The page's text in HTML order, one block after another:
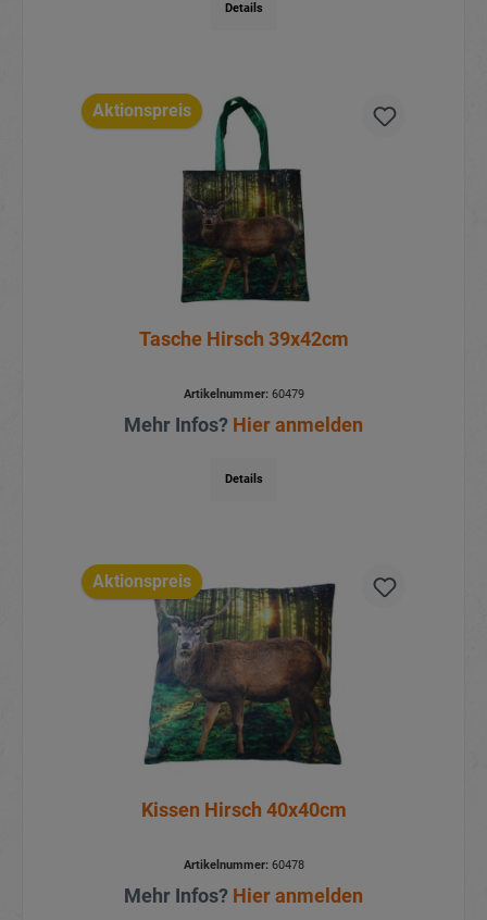
Details
Aktionspreis
Tasche Hirsch 39x42cm
Artikelnummer:60479
Mehr Infos? Hier anmelden
Details
Aktionspreis
Kissen Hirsch 40x40cm
Artikelnummer:60478
Mehr Infos? Hier anmelden